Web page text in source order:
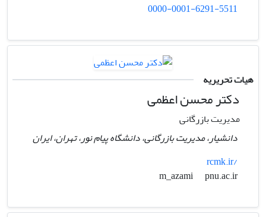
0000-0001-6291-5511
هیات تحریریه
دکتر محسن اعظمی
مدیریت بازرگانی
دانشیار، مدیریت بازرگانی، دانشگاه پیام نور، تهران، ایران
rcmk.ir/
m_azami
pnu.ac.ir